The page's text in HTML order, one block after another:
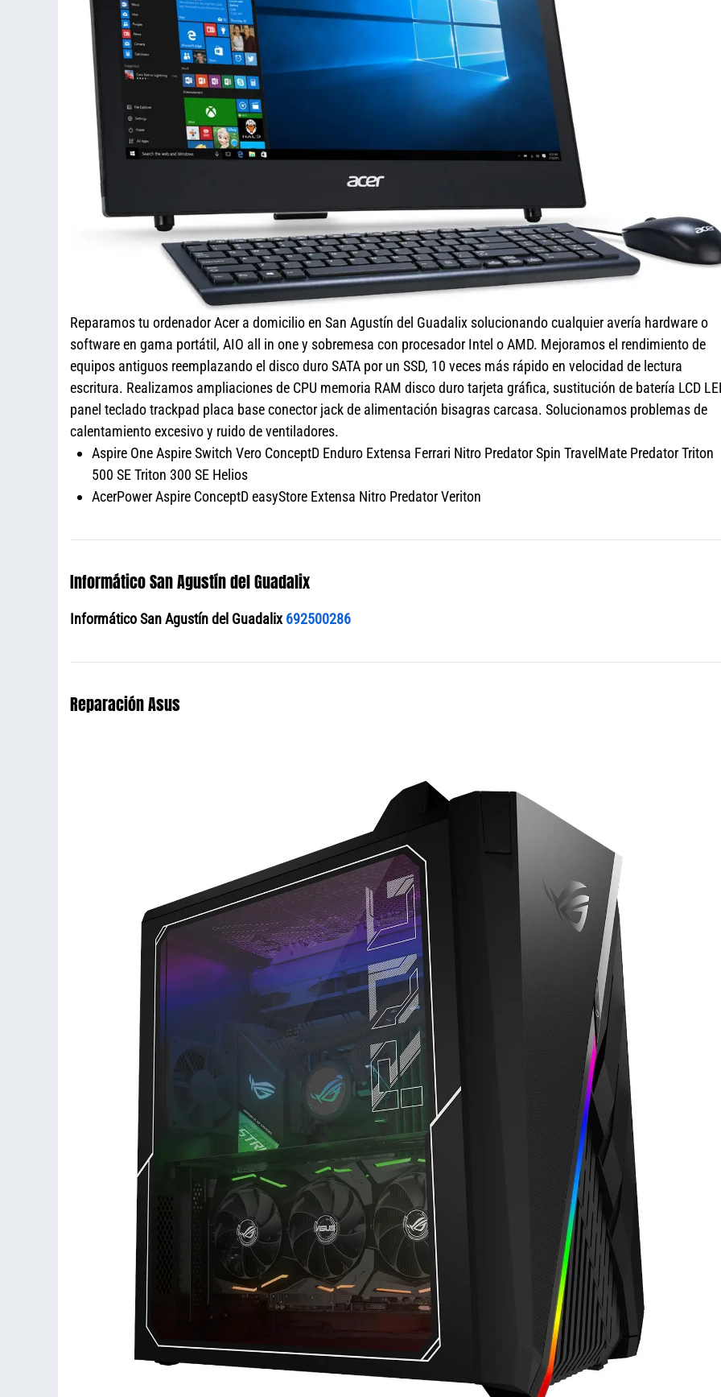
Reparamos tu ordenador Acer a domicilio en San Agustín del Guadalix solucionando cualquier avería hardware o
software en gama portátil, AIO all in one y sobremesa con procesador Intel o AMD. Mejoramos el rendimiento de
equipos antiguos reemplazando el disco duro SATA por un SSD, 10 veces más rápido en velocidad de lectura
escritura. Realizamos ampliaciones de CPU memoria RAM disco duro tarjeta gráfica, sustitución de batería LCD
panel teclado trackpad placa base conector jack de alimentación bisagras carcasa. Solucionamos problemas de
calentamiento excesivo y ruido de ventiladores.
Aspire One Aspire Switch Vero ConceptD Enduro Extensa Ferrari Nitro Predator Spin TravelMate Predator Triton
500 SE Triton 300 SE Helios
AcerPower Aspire ConceptD easyStore Extensa Nitro Predator Veriton
Informático San Agustín del Guadalix
Informático San Agustín del Guadalix 692500286
Reparación Asus